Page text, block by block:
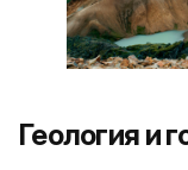
Геология и